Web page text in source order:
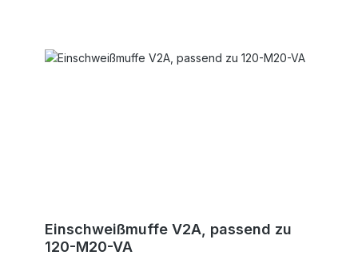
Einschweißmuffe V2A, passend zu
120-M20-VA